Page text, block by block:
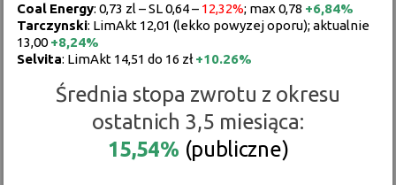
Coal Energy: 0,73 zl – SL 0,64 – 12,32%; max 0,78 +6,84%
Tarczynski: LimAkt 12,01 (lekko powyzej oporu); aktualnie
13,00+8,24%
Selvita: LimAkt 14,51 do 16 zł+10.26%
Średnia stopa zwrotu z okresu
ostatnich 3,5 miesiąca:
15,54% (publiczne)